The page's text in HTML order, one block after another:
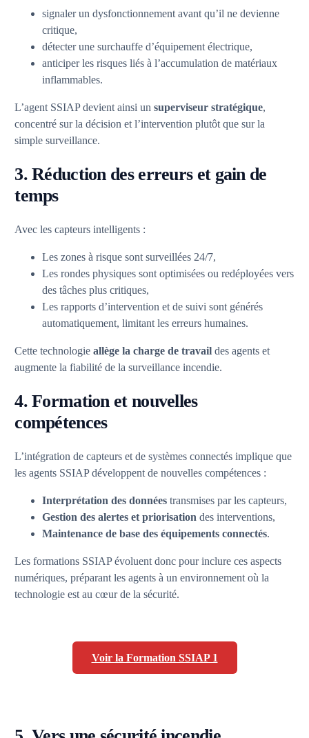
signaler un dysfonctionnement avant qu’il ne devienne
critique,
détecter une surchauffe d’équipement électrique,
anticiper les risques liés à l’accumulation de matériaux
inflammables.
L’agent SSIAP devient ainsi unsuperviseur stratégique,
concentré sur la décision et l’intervention plutôt que sur la
simple surveillance.
3. Réduction des erreurs et gain de
temps
Avec les capteurs intelligents :
Les zones à risque sont surveillées 24/7,
Les rondes physiques sont optimisées ou redéployées vers
des tâches plus critiques,
Les rapports d’intervention et de suivi sont générés
automatiquement, limitant les erreurs humaines.
Cette technologieallège la charge de travail des agents et
augmente la fiabilité de la surveillance incendie.
4. Formation et nouvelles
compétences
L’intégration de capteurs et de systèmes connectés implique que
les agents SSIAP développent de nouvelles compétences :
Interprétation des données transmises par les capteurs,
Gestion des alertes et priorisation des interventions,
Maintenance de base des équipements connectés.
Les formations SSIAP évoluent donc pour inclure ces aspects
numériques, préparant les agents à un environnement où la
technologie est au cœur de la sécurité.
Voir la Formation SSIAP 1